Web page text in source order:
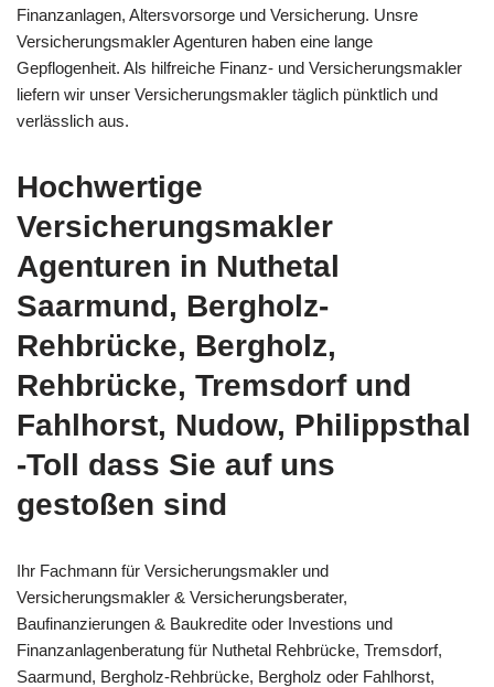
Finanzanlagen, Altersvorsorge und Versicherung. Unsre
Versicherungsmakler Agenturen haben eine lange
Gepflogenheit. Als hilfreiche Finanz- und Versicherungsmakler
liefern wir unser Versicherungsmakler täglich pünktlich und
verlässlich aus.
Hochwertige
Versicherungsmakler
Agenturen in Nuthetal
Saarmund, Bergholz-
Rehbrücke, Bergholz,
Rehbrücke, Tremsdorf und
Fahlhorst, Nudow, Philippsthal
-Toll dass Sie auf uns
gestoßen sind
Ihr Fachmann für Versicherungsmakler und
Versicherungsmakler & Versicherungsberater,
Baufinanzierungen & Baukredite oder Investions und
Finanzanlagenberatung für Nuthetal Rehbrücke, Tremsdorf,
Saarmund, Bergholz-Rehbrücke, Bergholz oder Fahlhorst,